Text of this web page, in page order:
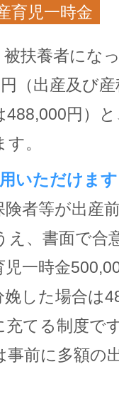
育児一時金
扶養者にな
（出産及び
488,000円）
。
いただけます
者等が出産
え、書面で合
一時金
した場合は
充てる制度で
前に多額の